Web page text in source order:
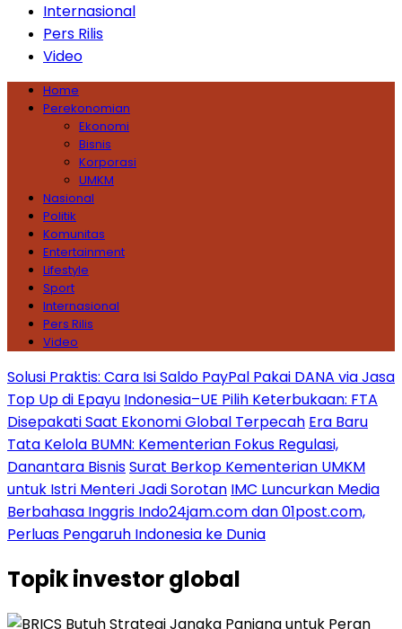
Internasional
Pers Rilis
Video
Home
Perekonomian
Ekonomi
Bisnis
Korporasi
UMKM
Nasional
Politik
Komunitas
Entertainment
Lifestyle
Sport
Internasional
Pers Rilis
Video
Solusi Praktis: Cara Isi Saldo PayPal Pakai DANA via Jasa
Top Up di Epayu Indonesia–UE Pilih Keterbukaan: FTA
Disepakati Saat Ekonomi Global Terpecah Era Baru
Tata Kelola BUMN: Kementerian Fokus Regulasi,
Danantara BisnisSurat Berkop Kementerian UMKM
untuk Istri Menteri Jadi Sorotan IMC Luncurkan Media
Berbahasa Inggris Indo24jam.com dan 01post.com,
Perluas Pengaruh Indonesia ke Dunia
Topikinvestor global